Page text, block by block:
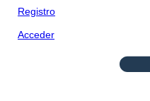
Registro
Acceder